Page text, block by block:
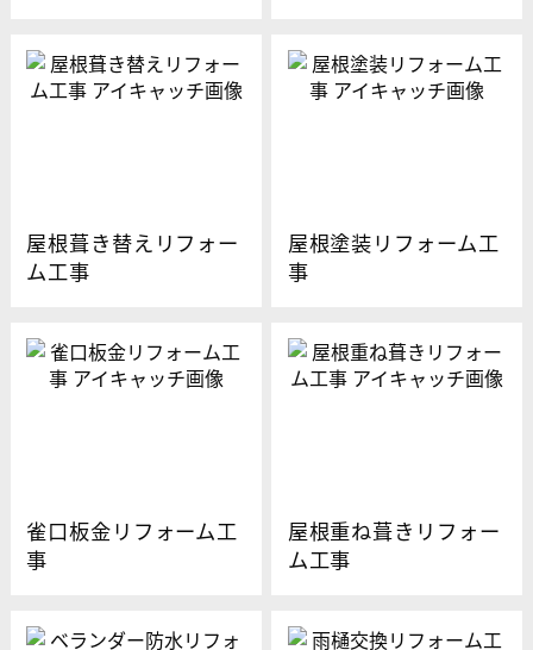
屋根葺き替えリフォー
ム工事
屋根塗装リフォーム工
事
雀口板金リフォーム工
事
屋根重ね葺きリフォー
ム工事